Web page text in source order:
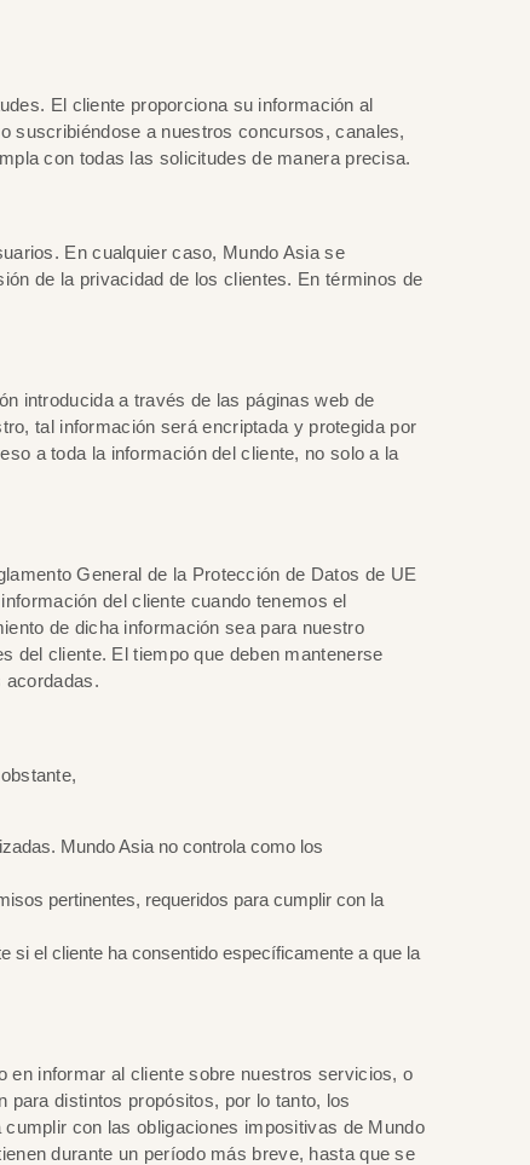
El cliente proporciona su información al
suscribiéndose a nuestros concursos, canales,
con todas las solicitudes de manera precisa.
En cualquier caso, Mundo Asia se
de la privacidad de los clientes. En términos de
introducida a través de las páginas web de
tal información será encriptada y protegida por
a toda la información del cliente, no solo a la
General de la Protección de Datos de UE
del cliente cuando tenemos el
de dicha información sea para nuestro
del cliente. El tiempo que deben mantenerse
acordadas.
Mundo Asia no controla como los
pertinentes, requeridos para cumplir con la
si el cliente ha consentido específicamente a que la
en informar al cliente sobre nuestros servicios, o
para distintos propósitos, por lo tanto, los
con las obligaciones impositivas de Mundo
durante un período más breve, hasta que se